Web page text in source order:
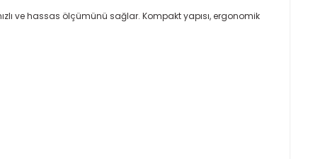
ve hassas ölçümünü sağlar. Kompakt yapısı, ergonomik